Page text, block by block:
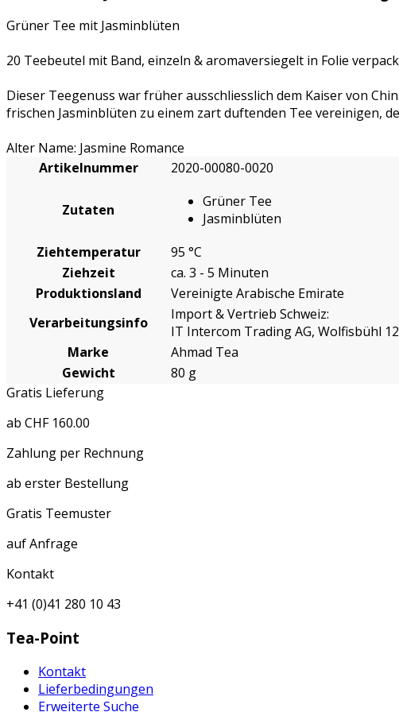
Grüner Tee mit Jasminblüten
20 Teebeutel mit Band, einzeln & aromaversiegelt in Folie
Dieser Teegenuss war früher ausschliesslich dem Kaiser von
frischen Jasminblüten zu einem zart duftenden Tee vereinigen,
Alter Name: Jasmine Romance
Artikelnummer
2020-00080-0020
Zutaten
Grüner Tee
Jasminblüten
Ziehtemperatur
95 °C
Ziehzeit
ca. 3 - 5 Minuten
Produktionsland
Vereinigte Arabische Emirate
Verarbeitungsinfo
Import & Vertrieb Schweiz:
IT Intercom Trading AG, Wolfisbühl
Marke
Ahmad Tea
Gewicht
80 g
Gratis Lieferung
ab CHF 160.00
Zahlung per Rechnung
ab erster Bestellung
Gratis Teemuster
auf Anfrage
Kontakt
+41 (0)41 280 10 43
Tea-Point
Kontakt
Lieferbedingungen
Erweiterte Suche